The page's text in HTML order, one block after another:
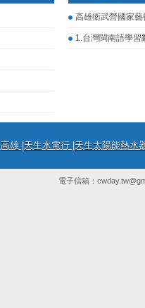
高雄衛武營國家藝
1.台灣閩南語學習
高雄 |天生水電行 |天生太陽能熱水
電子信箱：